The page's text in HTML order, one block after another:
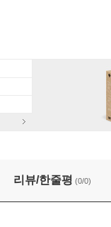
슈베르트: 바이올
리뷰/한줄평 (0/0)